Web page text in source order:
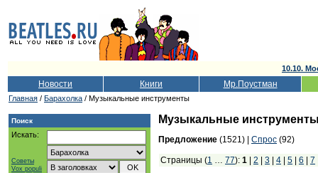
10.10.
Новости Книги Мр.Поустман
Главная / Барахолка / Музыкальные инструменты
Поиск
Искать:
Советы
Vox populi
Музыкальные
Предложение (1521) | Спрос (92)
Страницы (1 77): 1 | 2 | 3 | 4 | 5 | 6 | 7